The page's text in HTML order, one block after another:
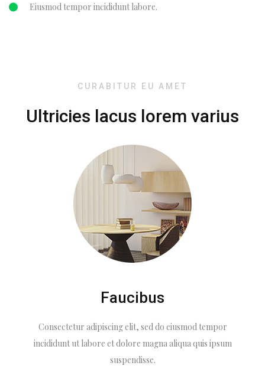
Eiusmod tempor incididunt labore.
CURABITUR EU AMET
Ultricies lacus lorem varius
Faucibus
Consectetur adipiscing elit, sed do eiusmod tempor
incididunt ut labore et dolore magna aliqua quis ipsum
suspendisse.